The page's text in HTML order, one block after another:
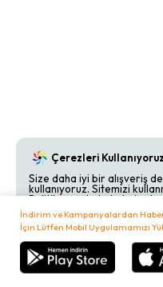
İndirim ve Kampanyalardan
İçin Lütfen Mobil Uygulamamızı
Sepetim
Çerezleri Kullanıyoruz
Size daha iyi bir alışveriş
kullanıyoruz. Sitemizi
Politikamızı kabul etmiş
Çerez Politikamızı
Kabul Et